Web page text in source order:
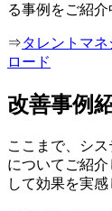
る事例をご紹介
⇒タレントマ
ロード
改善事例
ここまで、シ
についてご紹
して効果を実